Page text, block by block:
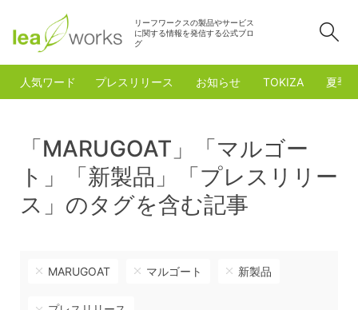
リーフワークスの製品やサービス
に関する情報を発信する公式ブロ
グ
人気ワード プレスリリース お知らせ TOKIZA 夏季
「MARUGOAT」「マルゴー
ト」「新製品」「プレスリリー
ス」のタグを含む記事
MARUGOAT マルゴート 新製品